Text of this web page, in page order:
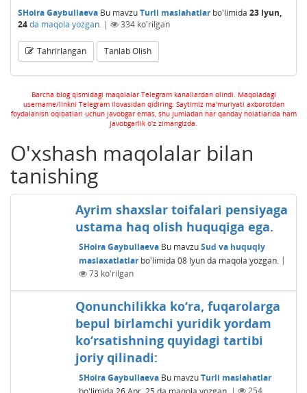
SHoira Gaybullaeva Bu mavzuTurli maslahatlarbo'limida 23 Iyun,
24da maqola yozgan. | 334 ko'rilgan
Tahrirlangan Tanlab Olish
Barcha blog qismidagi maqolalar Telegram kanallardan olindi. Maqoladagi
username/linkni Telegram ilovasidan qidiring. Saytimiz ma'muriyati axborotdan
foydalanish oqibatlari uchun javobgar emas, shu jumladan har qanday holatlarida ham
javobgarlik o'z zimangizda.
O'xshash maqolalar bilan
tanishing
Ayrim shaxslar toifalari pensiyaga
ustama haq olish huquqiga ega.
SHoira Gaybullaeva Bu mavzuSud va huquqiy
maslaxatlatlarbo'limida 08 Iyun da maqola yozgan. |
73 ko'rilgan
Qonunchilikka ko‘ra, fuqarolarga
bepul birlamchi yuridik yordam
ko‘rsatishning quyidagi tartibi
joriy qilinadi:
SHoira Gaybullaeva Bu mavzuTurli maslahatlar